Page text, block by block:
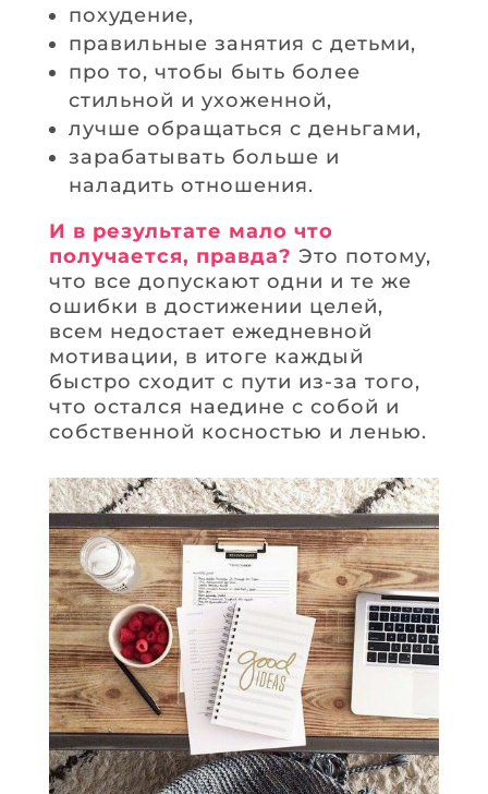
похудение,
правильные занятия с детьми,
про то, чтобы быть более
стильной и ухоженной,
лучше обращаться с деньгами,
зарабатывать больше и
наладить отношения.
И в результате мало что
получается, правда? Это потому,
что все допускают одни и те же
ошибки в достижении целей,
всем недостает ежедневной
мотивации, в итоге каждый
быстро сходит с пути из-за того,
что остался наедине с собой и
собственной косностью и ленью.